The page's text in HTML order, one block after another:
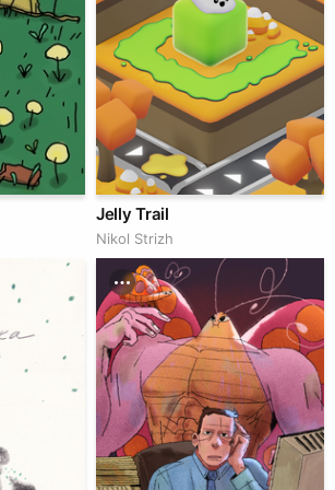
Jelly Trail
Nikol Strizh